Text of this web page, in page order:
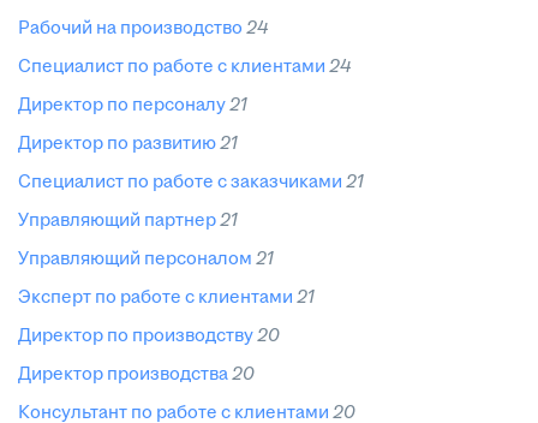
рабочий на производство 24
специалист по работе с клиентами 24
директор по персоналу 21
директор по развитию 21
специалист по работе с заказчиками 21
управляющий партнер 21
управляющий персоналом 21
эксперт по работе с клиентами 21
директор по производству 20
директор производства 20
консультант по работе с клиентами 20